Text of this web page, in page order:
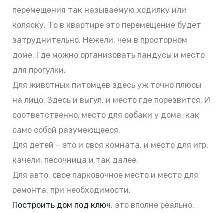
перемещения так называемую ходилку или
коляску. То в квартире это перемещение будет
затруднительно. Нежели, чем в просторном
доме. Где можно организовать пандусы и место
для прогулки.
Для животных питомцев здесь уж точно плюсы
на лицо. Здесь и выгул, и место где порезвится. И
соответственно, место для собаки у дома, как
само собой разумеющееся.
Для детей – это и своя комната, и место для игр,
качели, песочница и так далее.
Для авто, свое парковочное место и место для
ремонта, при необходимости.
Построить дом под ключ, это вполне реально.